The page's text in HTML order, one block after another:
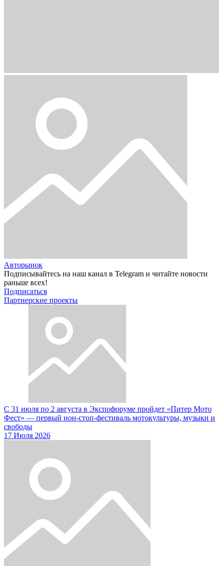
Авторынок
Подписывайтесь на наш канал в Telegram и читайте новости
раньше всех!
Подписаться
Партнерские проекты
С 31 июля по 2 августа в Экспофоруме пройдет «Питер Мото
Фест» — первый нон-стоп-фестиваль мотокультуры, музыки и
свободы
17 Июля 2026